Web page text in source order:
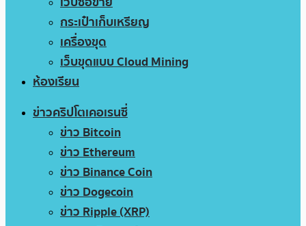
กระเป๋าเก็บเหรียญ
เครื่องขุด
เว็บขุดแบบ Cloud Mining
ห้องเรียน
ข่าวคริปโตเคอเรนซี่
ข่าว Bitcoin
ข่าว Ethereum
ข่าว Binance Coin
ข่าว Dogecoin
ข่าว Ripple (XRP)